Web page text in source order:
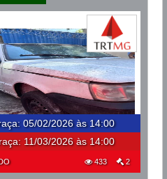
:05/02/2026 às 14:00
11/03/2026 às 14:00
433 2